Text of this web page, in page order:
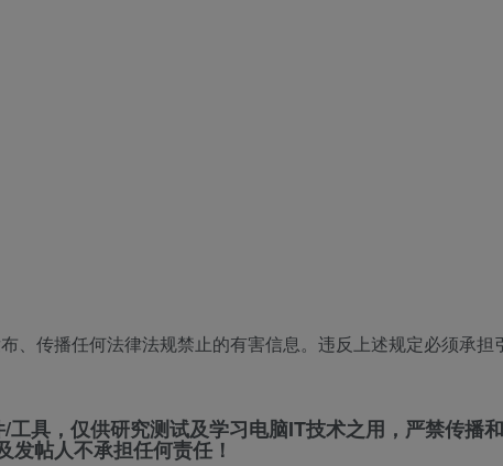
、传播任何法律法规禁止的有害信息。违反上述规定必须承
具，仅供研究测试及学习电脑IT技术之用，严禁传播
帖人不承担任何责任！